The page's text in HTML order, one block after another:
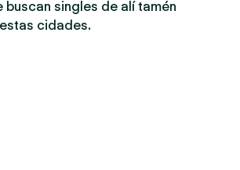
buscan singles de alí tamén
cidades.